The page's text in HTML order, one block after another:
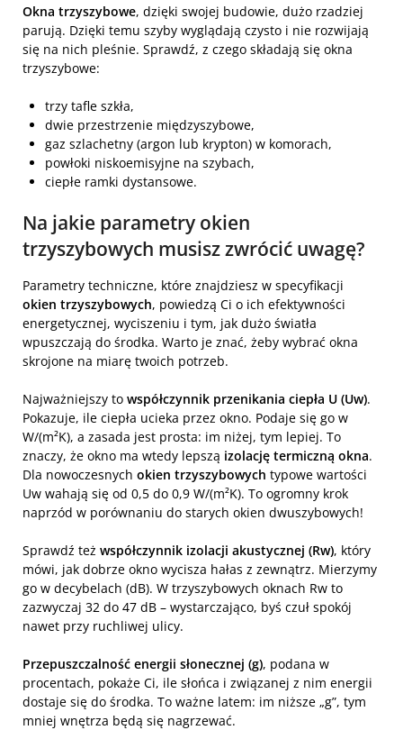
Okna trzyszybowe, dzięki swojej budowie, dużo rzadziej
parują. Dzięki temu szyby wyglądają czysto i nie rozwijają
się na nich pleśnie. Sprawdź, z czego składają się okna
trzyszybowe:
trzy tafle szkła,
dwie przestrzenie międzyszybowe,
gaz szlachetny (argon lub krypton) w komorach,
powłoki niskoemisyjne na szybach,
ciepłe ramki dystansowe.
Na jakie parametry okien
trzyszybowych musisz zwrócić uwagę?
Parametry techniczne, które znajdziesz w specyfikacji
okien trzyszybowych, powiedzą Ci o ich efektywności
energetycznej, wyciszeniu i tym, jak dużo światła
wpuszczają do środka. Warto je znać, żeby wybrać okna
skrojone na miarę twoich potrzeb.
Najważniejszy to współczynnik przenikania ciepła U (Uw).
Pokazuje, ile ciepła ucieka przez okno. Podaje się go w
W/(m²K), a zasada jest prosta: im niżej, tym lepiej. To
znaczy, że okno ma wtedy lepszą izolację termiczną okna.
Dla nowoczesnych okien trzyszybowych typowe wartości
Uw wahają się od 0,5 do 0,9 W/(m²K). To ogromny krok
naprzód w porównaniu do starych okien dwuszybowych!
Sprawdź też współczynnik izolacji akustycznej (Rw), który
mówi, jak dobrze okno wycisza hałas z zewnątrz. Mierzymy
go w decybelach (dB). W trzyszybowych oknach Rw to
zazwyczaj 32 do 47 dB – wystarczająco, byś czuł spokój
nawet przy ruchliwej ulicy.
Przepuszczalność energii słonecznej (g), podana w
procentach, pokaże Ci, ile słońca i związanej z nim energii
dostaje się do środka. To ważne latem: im niższe „g”, tym
mniej wnętrza będą się nagrzewać.